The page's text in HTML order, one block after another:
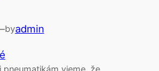
byadmin
vieme, že